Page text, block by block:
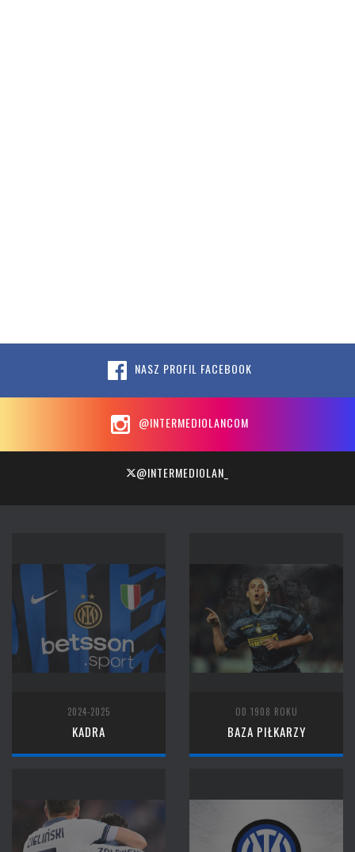
NASZ PROFIL FACEBOOK
@INTERMEDIOLANCOM
@INTERMEDIOLAN_
2024-2025
KADRA
OD 1908 ROKU
BAZA PIŁKARZY